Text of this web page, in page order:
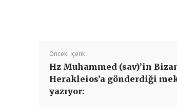
Önceki İçerik
Hz Muhammed (sav)’in
Herakleios’a gönderdiği
yazıyor: